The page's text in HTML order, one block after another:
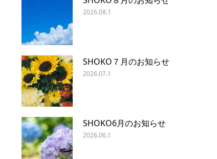
2026.08.1
SHOKO７月のお知らせ
2026.07.1
SHOKO6月のお知らせ
2026.06.1